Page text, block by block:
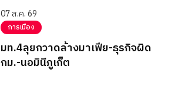
07 ส.ค. 69
การเมือง
มท.4ลุยกวาดล้างมาเฟีย-ธุรกิจผิด
กม.-นอมินีภูเก็ต